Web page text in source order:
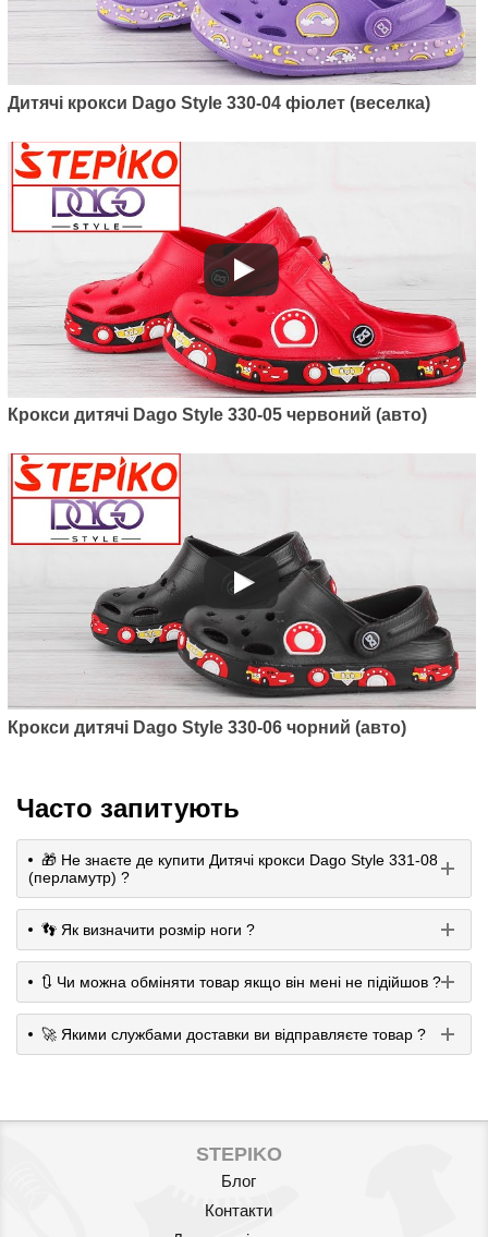
Дитячі крокси Dago Style 330-04 фіолет (веселка)
Крокси дитячі Dago Style 330-05 червоний (авто)
Крокси дитячі Dago Style 330-06 чорний (авто)
Часто запитують
🎁 Не знаєте де купити Дитячі крокси Dago Style 331-08
(перламутр) ?
👣 Як визначити розмір ноги ?
🔃 Чи можна обміняти товар якщо він мені не підійшов ?
🚀 Якими службами доставки ви відправляєте товар ?
STEPIKO
Блог
Контакти